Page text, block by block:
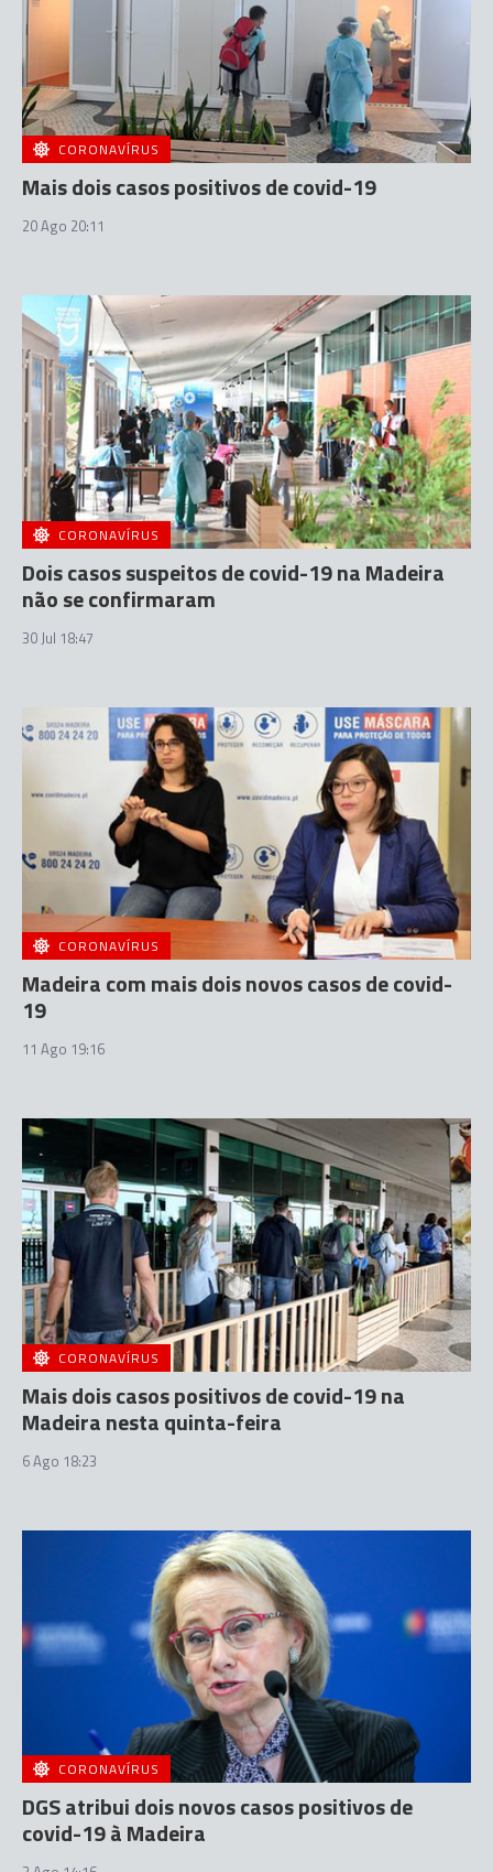
CORONAVÍRUS
Mais dois casos positivos de covid-19
20 Ago 20:11
CORONAVÍRUS
Dois casos suspeitos de covid-19 na Madeira
não se confirmaram
30 Jul 18:47
CORONAVÍRUS
Madeira com mais dois novos casos de covid-
19
11 Ago 19:16
CORONAVÍRUS
Mais dois casos positivos de covid-19 na
Madeira nesta quinta-feira
6 Ago 18:23
CORONAVÍRUS
DGS atribui dois novos casos positivos de
covid-19 à Madeira